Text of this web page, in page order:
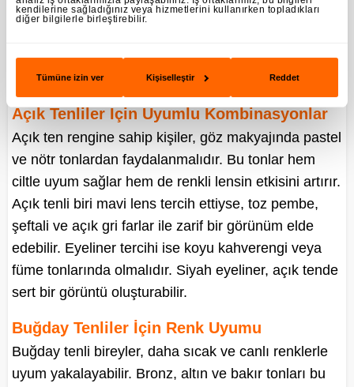
kendilerine sağladığınız veya hizmetlerini kullanırken topladıkları
diğer bilgilerle birleştirebilir.
Tümüne izin ver Kişiselleştir Reddet
taşır.
Ten Rengine GöreRenkli Lens
Makyaj Uyumu
Açık Tenliler İçin Uyumlu Kombinasyonlar
Açık ten rengine sahip kişiler, göz makyajında pastel
ve nötr tonlardan faydalanmalıdır. Bu tonlar hem
ciltle uyum sağlar hem de renkli lensin etkisini artırır.
Açık tenli biri mavi lens tercih ettiyse, toz pembe,
şeftali ve açık gri farlar ile zarif bir görünüm elde
edebilir. Eyeliner tercihi ise koyu kahverengi veya
füme tonlarında olmalıdır. Siyah eyeliner, açık tende
sert bir görüntü oluşturabilir.
Buğday Tenliler İçin Renk Uyumu
Buğday tenli bireyler, daha sıcak ve canlı renklerle
uyum yakalayabilir. Bronz, altın ve bakır tonları bu